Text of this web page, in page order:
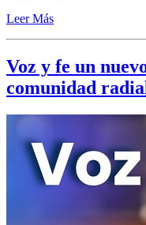
Leer Más
Voz y fe un
comunidad